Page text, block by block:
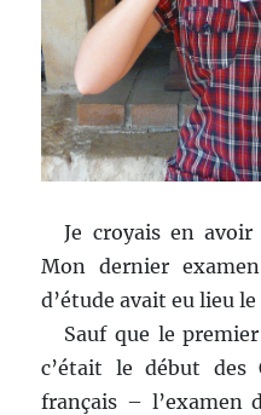
Je croyais en
Mon dernier
d’étude avait eu lieu
Sauf que le
c’était le début des
français – l’examen